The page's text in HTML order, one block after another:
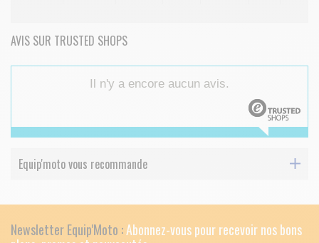
AVIS SUR TRUSTED SHOPS
Il n'y a encore aucun avis.
Equip'moto vous recommande
Newsletter Equip'Moto :Abonnez-vous pour recevoir nos bons